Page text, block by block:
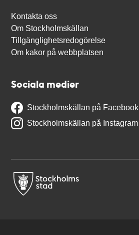
Kontakta oss
Om Stockholmskällan
Tillgänglighetsredogörelse
Om kakor på webbplatsen
Sociala medier
Stockholmskällan på Facebook
Stockholmskällan på Instagram